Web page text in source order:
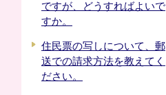
ですが、どうすればよいで
すか。
住民票の写しについて、郵
送での請求方法を教えてく
ださい。